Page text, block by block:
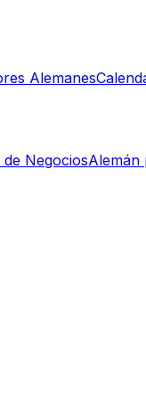
Alemanes
de NegociosAlemán